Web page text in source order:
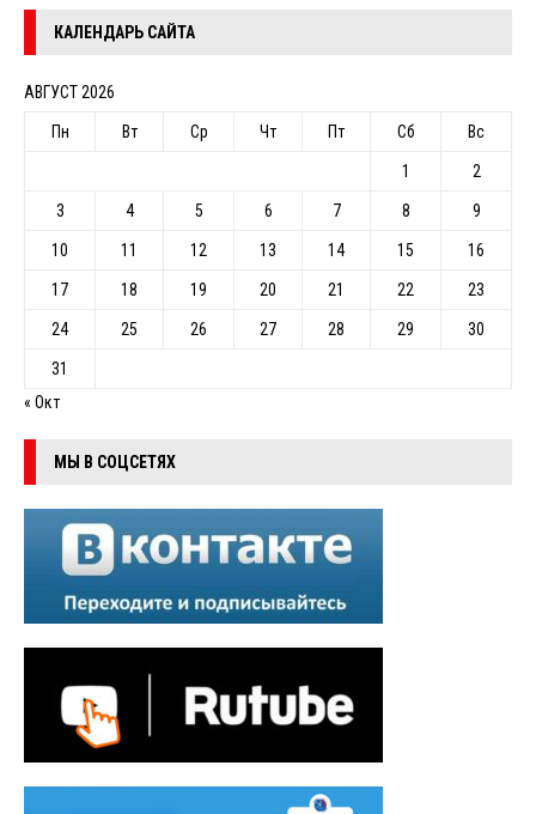
КАЛЕНДАРЬ САЙТА
АВГУСТ 2026
Пн Вт Ср Чт Пт Сб Вс
1 2
3 4 5 6 7 8 9
10 11 12 13 14 15 16
17 18 19 20 21 22 23
24 25 26 27 28 29 30
31
« Окт
МЫ В СОЦСЕТЯХ